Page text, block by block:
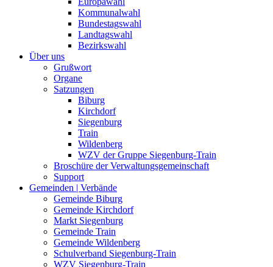
Kommunalwahl
Bundestagswahl
Landtagswahl
Bezirkswahl
Über uns
Grußwort
Organe
Satzungen
Biburg
Kirchdorf
Siegenburg
Train
Wildenberg
WZV der Gruppe Siegenburg-Train
Broschüre der Verwaltungsgemeinschaft
Support
Gemeinden | Verbände
Gemeinde Biburg
Gemeinde Kirchdorf
Markt Siegenburg
Gemeinde Train
Gemeinde Wildenberg
Schulverband Siegenburg-Train
WZV Siegenburg-Train